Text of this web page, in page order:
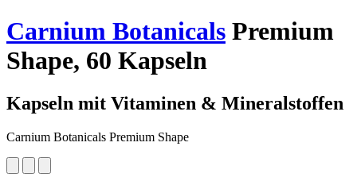
Carnium Botanicals Premium
Shape, 60 Kapseln
Kapseln mit Vitaminen & Mineralstoffen
Carnium Botanicals Premium Shape